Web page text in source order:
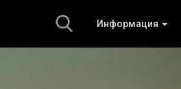
Информация